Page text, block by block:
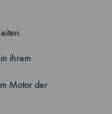
ihrem
Motor der